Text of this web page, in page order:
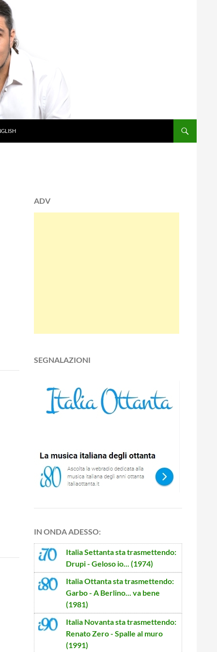
ADV
SEGNALAZIONI
IN ONDA ADESSO:
Italia Settantasta trasmettendo:
Drupi - Geloso io... (1974)
Italia Ottantasta trasmettendo:
Garbo - A Berlino... va bene
(1981)
Italia Novantasta trasmettendo:
Renato Zero - Spalle al muro
(1991)